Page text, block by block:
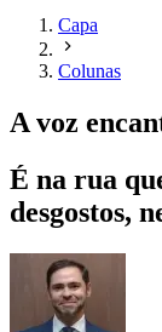
Capa
Colunas
A voz
É na rua
desgostos,